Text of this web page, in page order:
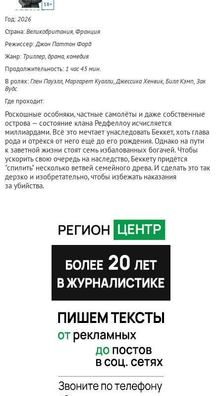
18+
Год:2026
Страна:Великобритания, Франция
Режиссер:Джон Паттон Форд
Жанр: Триллер, драма, комедия
Продолжительность: 1 час 45 мин.
В ролях:Глен Пауэлл, Маргарет Куолли, Джессика Хенвик, Билл Кэмп, Зак
Вудс
Где проходит:
Роскошные особняки, частные самолёты и даже собственные
острова — состояние клана Редфеллоу исчисляется
миллиардами. Всё это мечтает унаследовать Беккет, хоть глава
рода и отрёкся от него ещё до его рождения. Однако на пути
к заветной жизни стоят семь избалованных богачей. Чтобы
ускорить свою очередь на наследство, Беккету придётся
"спилить" несколько ветвей семейного древа. И сделать это так
дерзко и изобретательно, чтобы избежать наказания
за убийства.